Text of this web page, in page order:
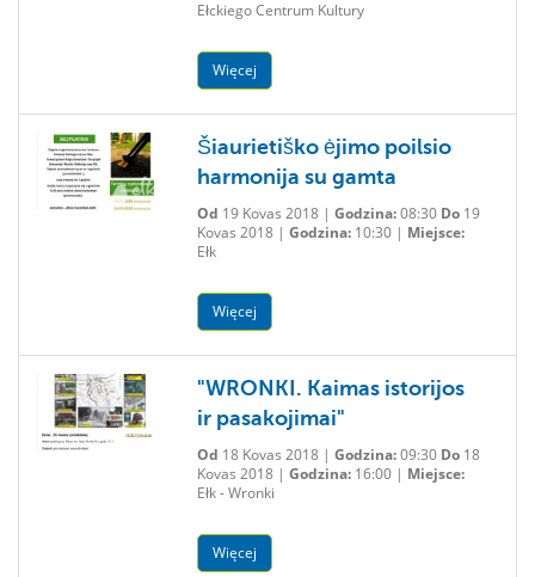
Ełckiego Centrum Kultury
Więcej
Šiaurietiško ėjimo poilsio
harmonija su gamta
Od 19 Kovas 2018 | Godzina:08:30 Do19
Kovas 2018 | Godzina:10:30 | Miejsce:
Ełk
Więcej
"WRONKI. Kaimas istorijos
ir pasakojimai"
Od 18 Kovas 2018 | Godzina:09:30 Do18
Kovas 2018 | Godzina:16:00 | Miejsce:
Ełk - Wronki
Więcej